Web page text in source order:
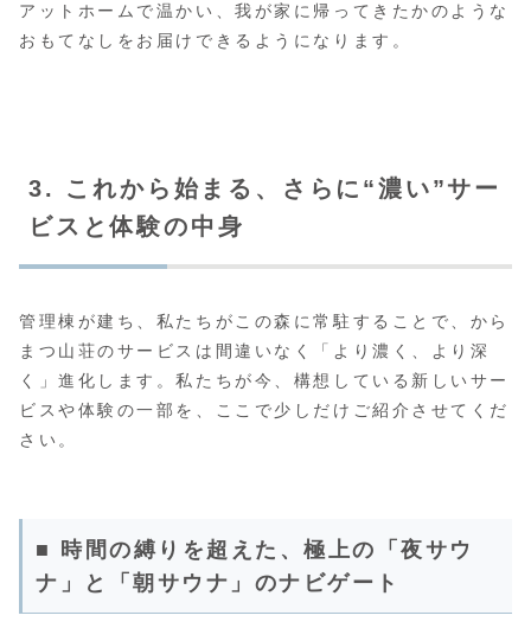
アットホームで温かい、我が家に帰ってきたかのような
おもてなしをお届けできるようになります。
3. これから始まる、さらに“濃い”サー
ビスと体験の中身
管理棟が建ち、私たちがこの森に常駐することで、から
まつ山荘のサービスは間違いなく「より濃く、より深
く」進化します。私たちが今、構想している新しいサー
ビスや体験の一部を、ここで少しだけご紹介させてくだ
さい。
■ 時間の縛りを超えた、極上の「夜サウ
ナ」と「朝サウナ」のナビゲート